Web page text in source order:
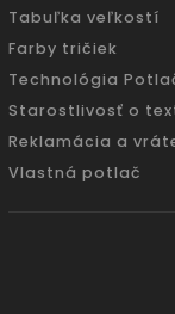
Tabuľka veľkostí
Farby tričiek
Technológia
Starostlivosť o
Reklamácia a
Vlastná potlač